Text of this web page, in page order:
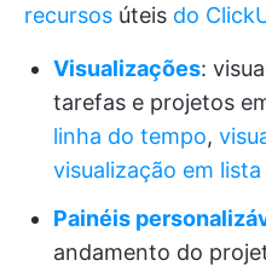
recursos úteis do
Visualizações:
tarefas e projetos
linha do tempo,
visualização em lista
Painéis
andamento do